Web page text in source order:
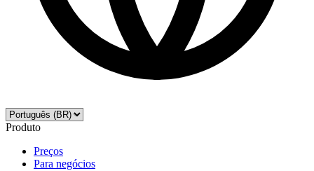
Produto
Preços
Para negócios